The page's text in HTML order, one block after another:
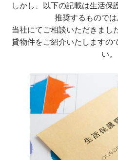
しかし、以下の記載は生活保
推奨するものでは
当社にてご相談いただきまし
貸物件をご紹介いたしますの
い。